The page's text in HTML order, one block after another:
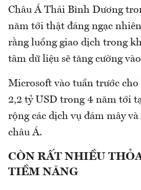
Châu Á Thái Bình Dương
năm tới thật đáng ngạc
rằng luồng giao dịch trong
tâm dữ liệu sẽ tăng cường
Microsoft vào tuần trước cho
2,2 tỷ USD trong 4 năm tới
rộng các dịch vụ đám mây
châu Á.
CÒN RẤT NHIỀU
TIỀM NĂNG